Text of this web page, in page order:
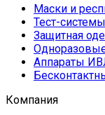
Маски и
Тест-
Защитная
Аппараты
Компания